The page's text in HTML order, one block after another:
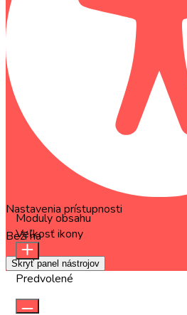
Nastavenia prístupnosti
Beží naOneTap
Skryť panel nástrojov
Moduly obsahu
Veľkosť ikony
Predvolené